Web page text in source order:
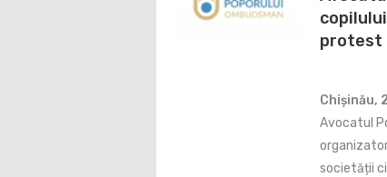
protest
Chișinău,
Avocatul
societății